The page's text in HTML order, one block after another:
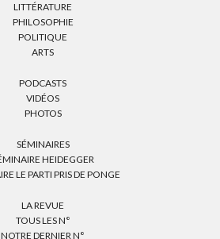
LITTÉRATURE
PHILOSOPHIE
POLITIQUE
ARTS
PODCASTS
VIDÉOS
PHOTOS
SÉMINAIRES
HEIDEGGER
LE PARTI PRIS DE PONGE
LA REVUE
TOUS LES N°
NOTRE DERNIER N°